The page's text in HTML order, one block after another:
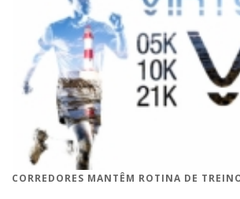
CORREDORES MANTÊM ROTINA DE